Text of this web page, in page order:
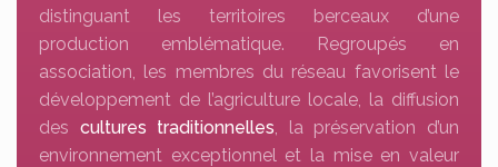
distinguant les territoires berceaux d’une
production emblématique. Regroupés en
association, les membres du réseau favorisent le
développement de l’agriculture locale, la diffusion
des cultures traditionnelles , la préservation d’un
environnement exceptionnel et la mise en valeur